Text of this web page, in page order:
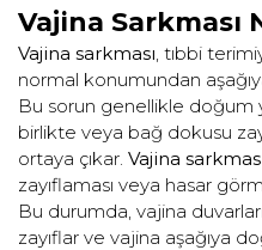
Vajina Sarkması
Vajina sarkması , tıbbi
normal konumundan
Bu sorun genellikle doğum
birlikte veya bağ dokusu
ortaya çıkar. Vajina
zayıflaması veya hasar
Bu durumda, vajina
zayıflar ve vajina aşağıya